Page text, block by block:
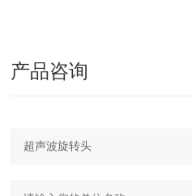
产品咨询